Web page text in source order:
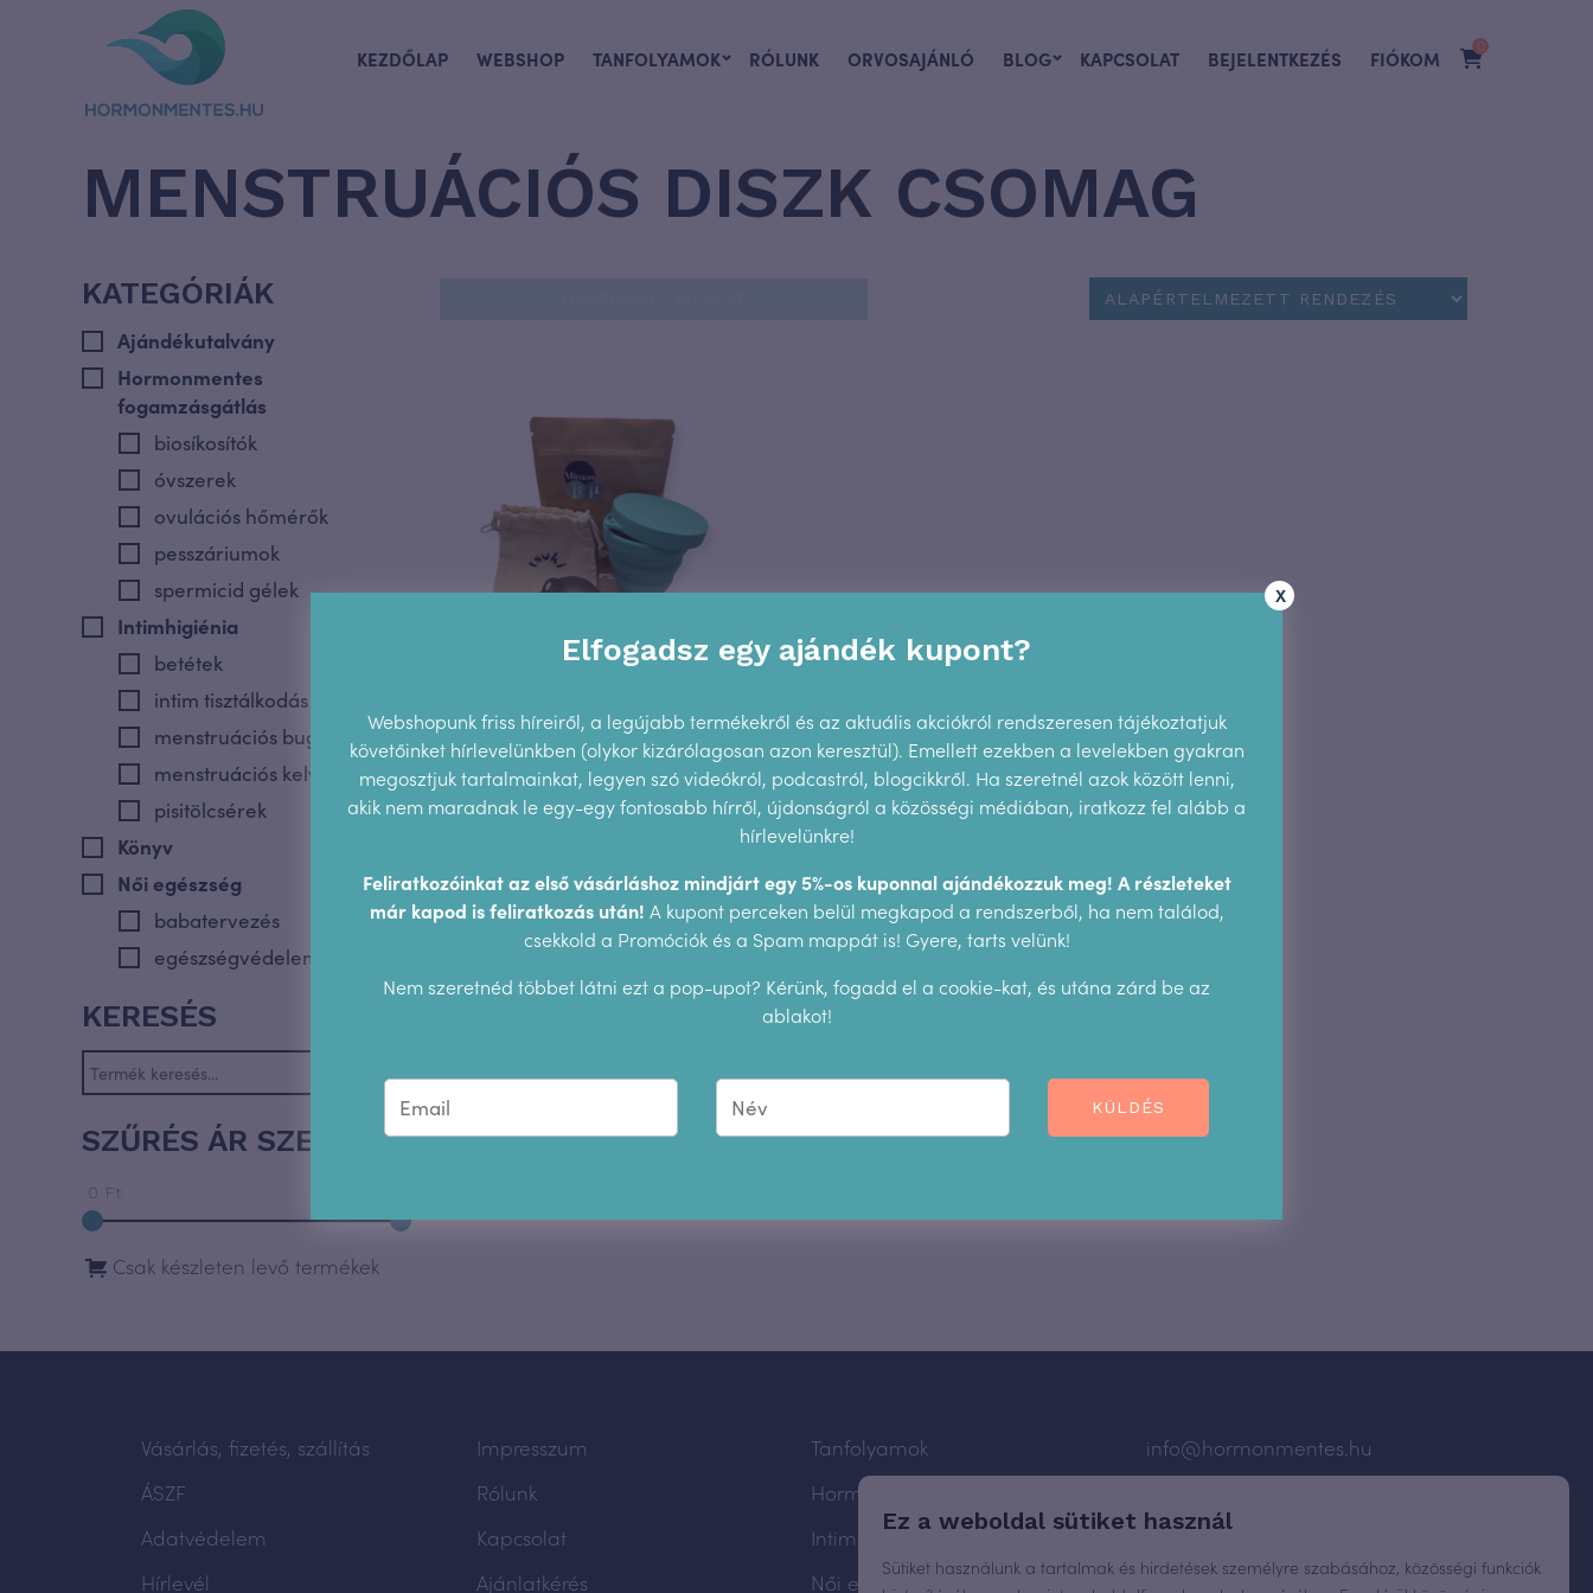
KEZDŐLAP WEBSHOP TANFOLYAMOK RÓLUNK ORVOSAJÁNLÓ BLOG KAPCSOLAT BEJELENTKEZÉS FIÓKOM
0
MENSTRUÁCIÓS DISZK CSOMAG
KATEGÓRIÁK
Ajándékutalvány
Hormonmentes
fogamzásgátlás
biosíkosítók
óvszerek
ovulációs hőmérők
pesszáriumok
spermicid gélek
Intimhigiénia
betétek
intim tisztálkodás
menstruációs bugyik
menstruációs kelyhek
pisitölcsérek
Könyv
Női egészség
babatervezés
egészségvédelem
hüvelytágítók
Szexuális nevelés és edukáció
Tanfolyam
KERESÉS
SZŰRÉS ÁR SZERINT
0 Ft
Csak készleten levő termékek
+ sterilizáló pohár csomag
8.990Ft
X
Elfogadsz egy ajándék kupont?
Webshopunk friss híreiről, a legújabb termékekről és az aktuális akciókról rendszeresen tájékoztatjuk
követőinket hírlevelünkben (olykor kizárólagosan azon keresztül). Emellett ezekben a levelekben gyakran
megosztjuk tartalmainkat, legyen szó videókról, podcastról, blogcikkről. Ha szeretnél azok között lenni,
akik nem maradnak le egy-egy fontosabb hírről, újdonságról a közösségi médiában, iratkozz fel alább a
hírlevelünkre!
Feliratkozóinkat az első vásárláshoz mindjárt egy 5%-os kuponnal ajándékozzuk meg! A részleteket
már kapod is feliratkozás után! A kupont perceken belül megkapod a rendszerből, ha nem találod,
csekkold a Promóciók és a Spam mappát is! Gyere, tarts velünk!
Nem szeretnéd többet látni ezt a pop-upot? Kérünk, fogadd el a cookie-kat, és utána zárd be az
ablakot!
KÜLDÉS
Ez a weboldal sütiket használ
Sütiket használunk a tartalmak és hirdetések személyre szabásához, közösségi funkciók
Vásárlás, fizetés, szállítás
ÁSZF
Adatvédelem
Hírlevél
Impresszum
Rólunk
Kapcsolat
Ajánlatkérés
Tanfolyamok
Hormonmentes fogamzásgátlás
Intimhigiénia
Női egészség
info@hormonmentes.hu